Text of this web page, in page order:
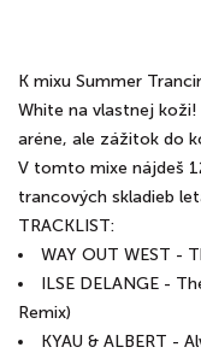
K mixu Summer
White na vlastnej koži!
aréne, ale zážitok do
V tomto mixe nájdeš
trancových skladieb
TRACKLIST:
WAY OUT WEST -
ILSE DELANGE -
Remix)
KYAU & ALBERT -